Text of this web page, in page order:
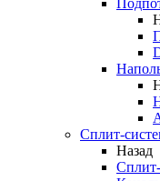
Сплит-
Назад